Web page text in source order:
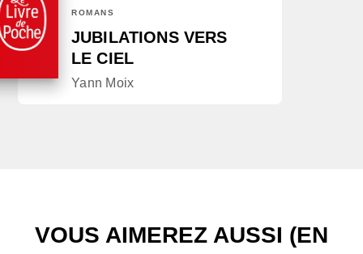
ROMANS
JUBILATIONS VERS
LE CIEL
Yann Moix
VOUS AIMEREZ AUSSI (EN